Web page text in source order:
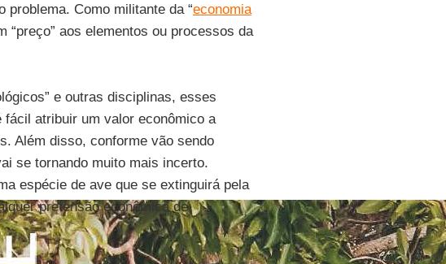
Como militante da “economia
“preço” aos elementos ou processos da
e outras disciplinas, esses
atribuir um valor econômico a
Além disso, conforme vão sendo
se tornando muito mais incerto.
espécie de ave que se extinguirá pela
pretensão econômica de